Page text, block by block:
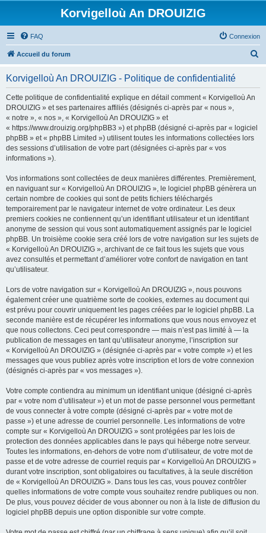
Korvigelloù An DROUIZIG
FAQ Connexion
Accueil du forum
Korvigelloù An DROUIZIG - Politique de confidentialité
Cette politique de confidentialité explique en détail comment « Korvigelloù An
DROUIZIG » et ses partenaires affiliés (désignés ci-après par « nous »,
« notre », « nos », « Korvigelloù An DROUIZIG » et
« https://www.drouizig.org/phpBB3 ») et phpBB (désigné ci-après par « logiciel
phpBB » et « phpBB Limited ») utilisent toutes les informations collectées lors
des sessions d’utilisation de votre part (désignées ci-après par « vos
informations »).
Vos informations sont collectées de deux manières différentes. Premièrement,
en naviguant sur « Korvigelloù An DROUIZIG », le logiciel phpBB génèrera un
certain nombre de cookies qui sont de petits fichiers téléchargés
temporairement par le navigateur internet de votre ordinateur. Les deux
premiers cookies ne contiennent qu’un identifiant utilisateur et un identifiant
anonyme de session qui vous sont automatiquement assignés par le logiciel
phpBB. Un troisième cookie sera créé lors de votre navigation sur les sujets de
« Korvigelloù An DROUIZIG », archivant de ce fait tous les sujets que vous
avez consultés et permettant d’améliorer votre confort de navigation en tant
qu’utilisateur.
Lors de votre navigation sur « Korvigelloù An DROUIZIG », nous pouvons
également créer une quatrième sorte de cookies, externes au document qui
est prévu pour couvrir uniquement les pages créées par le logiciel phpBB. La
seconde manière est de récupérer les informations que vous nous envoyez et
que nous collectons. Ceci peut correspondre — mais n’est pas limité à — la
publication de messages en tant qu’utilisateur anonyme, l’inscription sur
« Korvigelloù An DROUIZIG » (désignée ci-après par « votre compte ») et les
messages que vous publiez après votre inscription et lors de votre connexion
(désignés ci-après par « vos messages »).
Votre compte contiendra au minimum un identifiant unique (désigné ci-après
par « votre nom d’utilisateur ») et un mot de passe personnel vous permettant
de vous connecter à votre compte (désigné ci-après par « votre mot de
passe ») et une adresse de courriel personnelle. Les informations de votre
compte sur « Korvigelloù An DROUIZIG » sont protégées par les lois de
protection des données applicables dans le pays qui héberge notre serveur.
Toutes les informations, en-dehors de votre nom d’utilisateur, de votre mot de
passe et de votre adresse de courriel requis par « Korvigelloù An DROUIZIG »
durant votre inscription, sont obligatoires ou facultatives, à la seule discrétion
de « Korvigelloù An DROUIZIG ». Dans tous les cas, vous pouvez contrôler
quelles informations de votre compte vous souhaitez rendre publiques ou non.
De plus, vous pouvez décider de vous abonner ou non à la liste de diffusion du
logiciel phpBB depuis une option disponible sur votre compte.